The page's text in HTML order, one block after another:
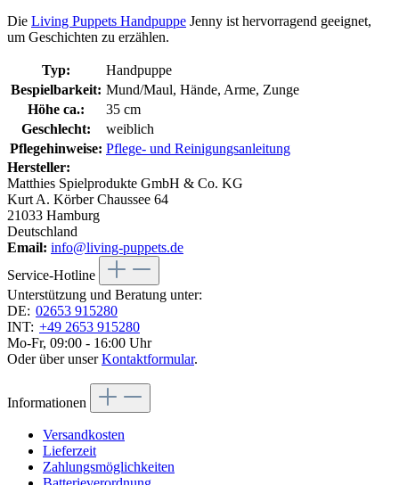
Die Living Puppets Handpuppe Jenny ist hervorragend geeignet,
um Geschichten zu erzählen.
Typ:
Handpuppe
Bespielbarkeit: Mund/Maul, Hände, Arme, Zunge
Höhe ca.:
35 cm
Geschlecht:
weiblich
Pflegehinweise: Pflege- und Reinigungsanleitung
Hersteller:
Matthies Spielprodukte GmbH & Co. KG
Kurt A. Körber Chaussee 64
21033 Hamburg
Deutschland
Email: info@living-puppets.de
Service-Hotline
Unterstützung und Beratung unter:
DE: 02653 915280
INT: +49 2653 915280
Mo-Fr, 09:00 - 16:00 Uhr
Oder über unserKontaktformular.
Informationen
Versandkosten
Lieferzeit
Zahlungsmöglichkeiten